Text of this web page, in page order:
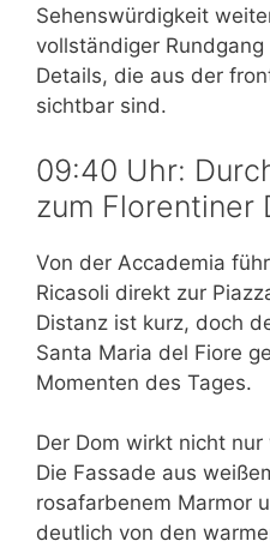
Sehenswürdigkeit
vollständiger
Details, die aus der
sichtbar sind.
09:40 Uhr:
zum Florentiner
Von der Accademia
Ricasoli direkt zur
Distanz ist kurz, doch
Santa Maria del Fiore
Momenten des Tages.
Der Dom wirkt nicht
Die Fassade aus
rosafarbenem Marmor
deutlich von den